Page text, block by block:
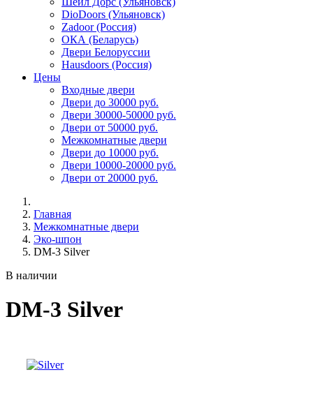
DioDoors (Ульяновск)
Zadoor (Россия)
ОКА (Беларусь)
Двери Белоруссии
Hausdoors (Россия)
Цены
Входные двери
Двери до 30000 руб.
Двери 30000-50000 руб.
Двери от 50000 руб.
Межкомнатные двери
Двери до 10000 руб.
Двери 10000-20000 руб.
Двери от 20000 руб.
Главная
Межкомнатные двери
Эко-шпон
DM-3 Silver
В наличии
DM-3 Silver